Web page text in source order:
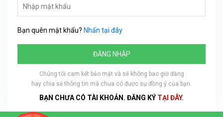
Bạn quên mật khẩu? Nhấn tại đây
ĐĂNG NHẬP
Chúng tôi cam kết bảo mật và sẽ không bao giờ đăng
hay chia sẻ thông tin mà chưa có được sự đồng ý của bạn.
BẠN CHƯA CÓ TÀI KHOẢN. ĐĂNG KÝ TẠI ĐÂY.